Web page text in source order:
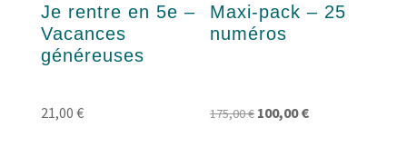
Je rentre en 5e –
Vacances
généreuses
21,00 €
Maxi-pack – 25
numéros
175,00€ Le
100,00€Le